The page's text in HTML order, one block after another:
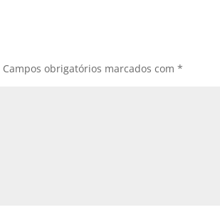
Campos obrigatórios marcados com*